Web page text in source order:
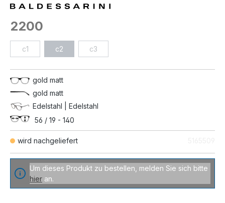
wird nachgeliefert
2200
c1 c2 c3
gold matt
gold matt
Edelstahl | Edelstahl
56 / 19 - 140
Um dieses Produkt zu bestellen, melden Sie sich bitte
hier an.